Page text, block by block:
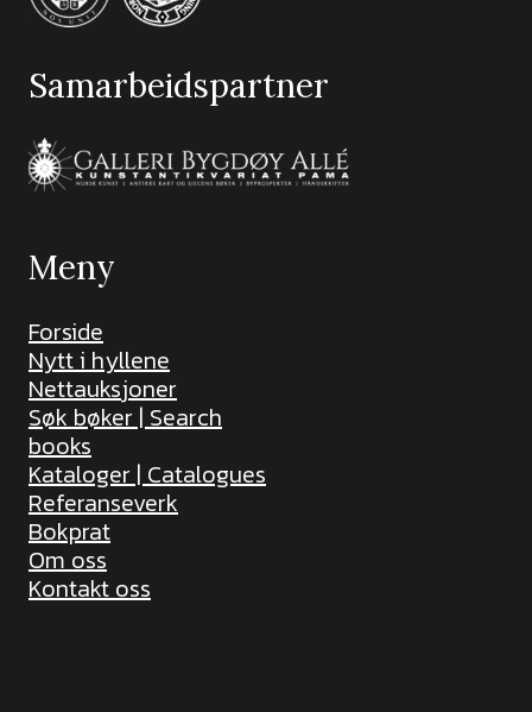
Samarbeidspartner
Meny
Forside
Nytt i hyllene
Nettauksjoner
Søk bøker | Search
books
Kataloger | Catalogues
Referanseverk
Bokprat
Om oss
Kontakt oss